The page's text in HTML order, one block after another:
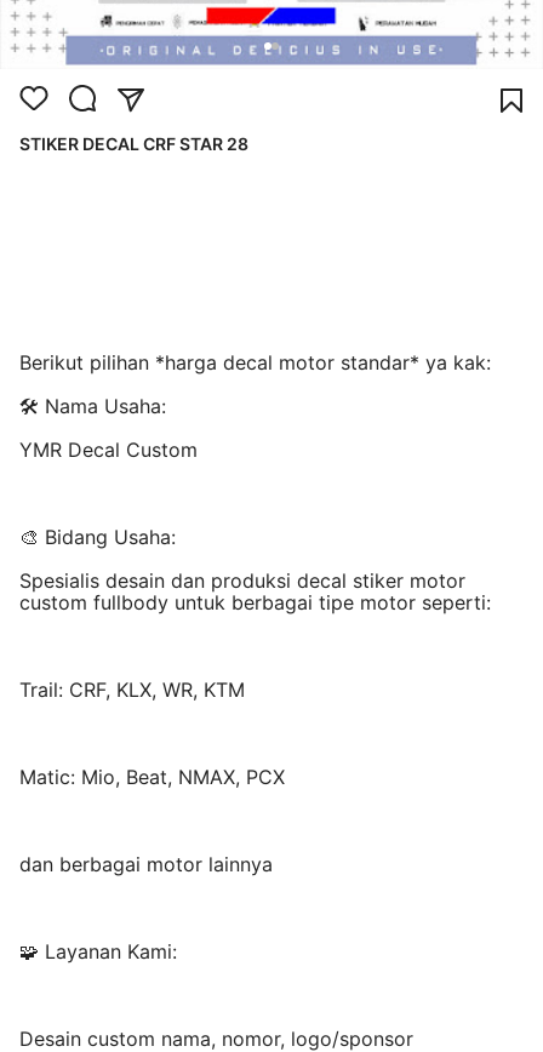
STIKER DECAL CRF STAR 28
Berikut pilihan *harga decal motor standar* ya kak:
🛠️ Nama Usaha:
YMR Decal Custom
🎨 Bidang Usaha:
Spesialis desain dan produksi decal stiker motor
custom fullbody untuk berbagai tipe motor seperti:
Trail: CRF, KLX, WR, KTM
Matic: Mio, Beat, NMAX, PCX
dan berbagai motor lainnya
🧩 Layanan Kami:
Desain custom nama, nomor, logo/sponsor